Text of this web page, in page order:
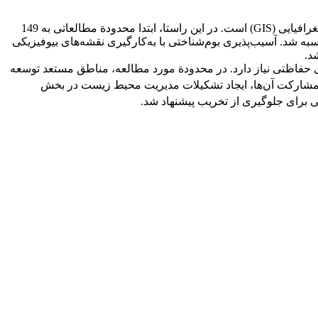
هدف از این مطالعه تعیین پتانسیل توسعة بخشی از شهر بندر‌عباس با به‌کارگیری مدل تخریب و قابلیت‌های تحلیل مکانی سامانة اطلاعات جغرافیایی ‌(GIS) است. در این راستا، ابتدا محدودة مطالعاتی به 149
واحدهای شبکه محاسبه شد. آسیب‌پذیری بوم‌شناختی با به‌کارگیری نقشه‌های بیوفیزیکی
حفاظتی نیاز دارد. در محدودة مورد مطالعه، مناطق مستعد توسعه
آن‌ها، ایجاد تشکیلات مدیریت محیط زیست در بخش
برای جلوگیری از تخریب پیشنهاد شد.